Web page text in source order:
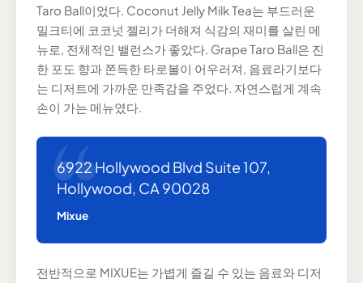
Taro Ball이었다. Coconut Jelly Milk Tea는 부드러운
밀크티에 코코넛 젤리가 더해져 식감의 재미를 살린 메
뉴로, 전체적인 밸런스가 좋았다. Grape Taro Ball은 진
한 포도 향과 쫀득한 타로볼이 어우러져, 음료라기보다
는 디저트에 가까운 만족감을 주었다. 자연스럽게 계속
손이 가는 메뉴였다.
6922 Hollywood Blvd Suite 107,
Hollywood, CA 90028
Mixue
전반적으로 MIXUE는 가볍게 즐길 수 있는 음료와 디저